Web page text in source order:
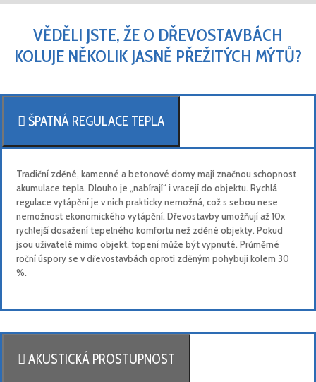
VĚDĚLI JSTE, ŽE O DŘEVOSTAVBÁCH
KOLUJE NĚKOLIK JASNĚ PŘEŽITÝCH MÝTŮ?
ŠPATNÁ REGULACE TEPLA
Tradiční zděné, kamenné a betonové domy mají značnou schopnost
akumulace tepla. Dlouho je „nabírají“ i vracejí do objektu. Rychlá
regulace vytápění je v nich prakticky nemožná, což s sebou nese
nemožnost ekonomického vytápění. Dřevostavby umožňují až 10x
rychlejší dosažení tepelného komfortu než zděné objekty. Pokud
jsou uživatelé mimo objekt, topení může být vypnuté. Průměrné
roční úspory se v dřevostavbách oproti zděným pohybují kolem 30
%.
AKUSTICKÁ PROSTUPNOST